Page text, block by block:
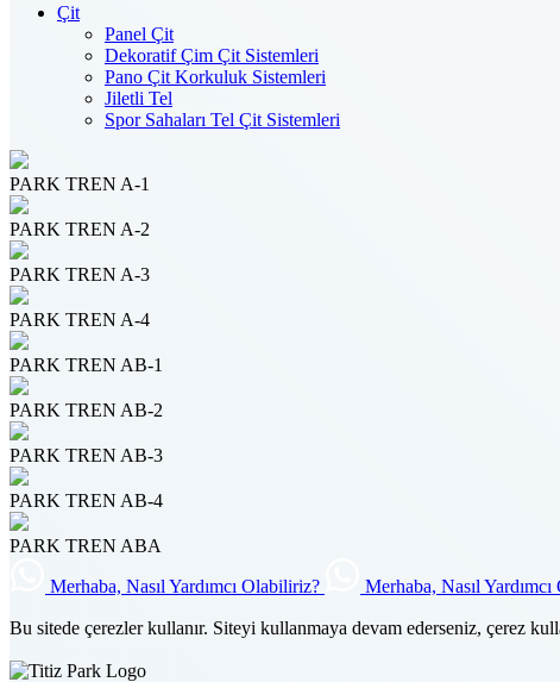
Çit
Panel Çit
Dekoratif Çim Çit Sistemleri
Pano Çit Korkuluk Sistemleri
Jiletli Tel
Spor Sahaları Tel Çit Sistemleri
PARK TREN A-1
PARK TREN A-2
PARK TREN A-3
PARK TREN A-4
PARK TREN AB-1
PARK TREN AB-2
PARK TREN AB-3
PARK TREN AB-4
PARK TREN ABA
Merhaba, Nasıl Yardımcı Olabiliriz?
Merhaba, Nasıl
Bu sitede çerezler kullanır. Siteyi kullanmaya devam ederseniz, çerez